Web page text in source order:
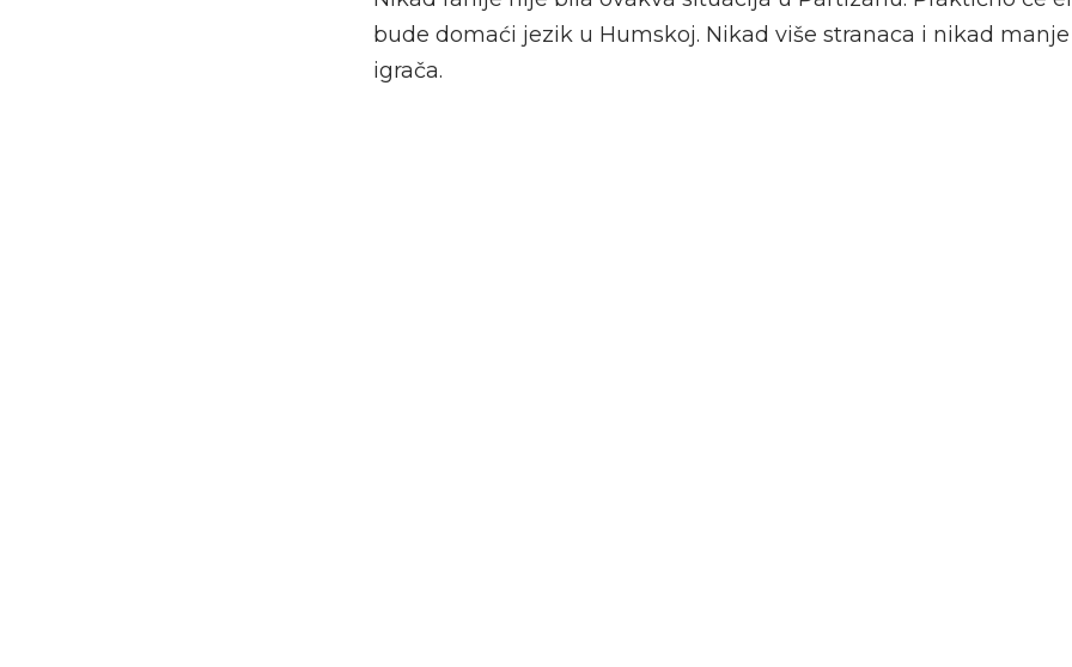
bude domaći jezik u Humskoj. Nikad više stranaca i nikad
igrača.